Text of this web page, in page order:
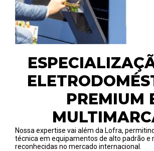
PREMIUM
Nossa expertise vai além da Lofra,
técnica em equipamentos de alto padrão e
reconhecidas no mercado internacional.